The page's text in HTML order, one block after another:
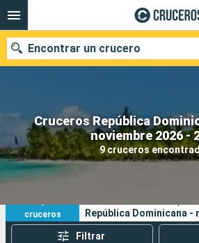
Cruceros República
noviembre 2026 -
9 cruceros
Encontrar un crucero
Nuestros destinos
Fecha de salida
9
cruceros
República Dominicana -
Filtrar